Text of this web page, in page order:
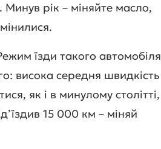
рік – міняйте масло,
їзди такого автомобіля
висока середня швидкість
як і в минулому столітті,
15 000 км – міняй